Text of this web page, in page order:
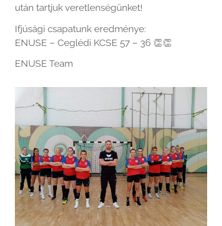
után tartjuk veretlenségünket!
Ifjúsági csapatunk eredménye:
ENUSE – Ceglédi KCSE 57 – 36 👏👏
ENUSE Team